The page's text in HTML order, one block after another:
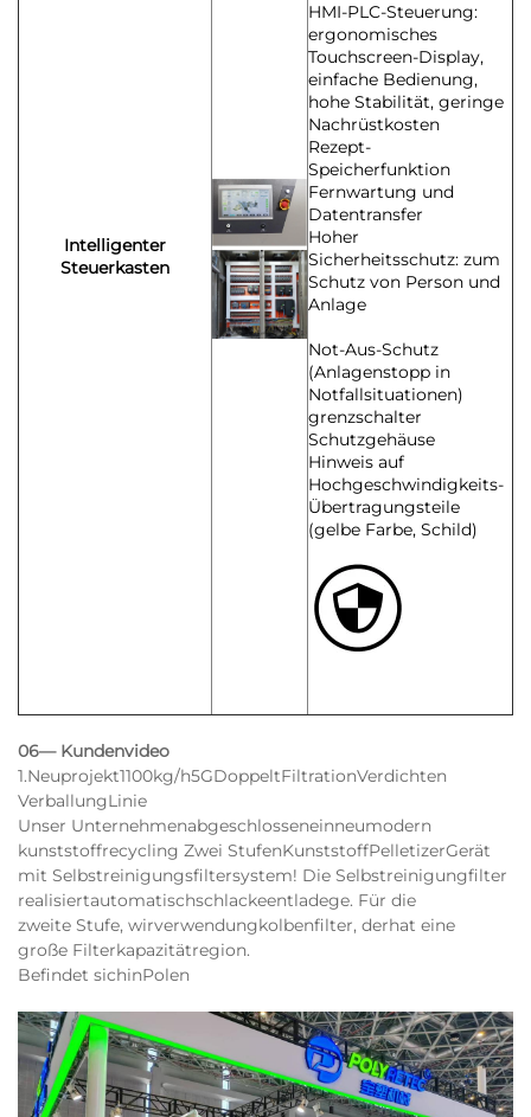
Intelligenter
Steuerkasten
HMI-PLC-Steuerung:
ergonomisches
Touchscreen-Display,
einfache Bedienung,
hohe Stabilität, geringe
Nachrüstkosten
Rezept-
Speicherfunktion
Fernwartung und
Datentransfer
Hoher
Sicherheitsschutz: zum
Schutz von Person und
Anlage
Not-Aus-Schutz
(Anlagenstopp in
Notfallsituationen)
grenzschalter
Schutzgehäuse
Hinweis auf
Hochgeschwindigkeits-
Übertragungsteile
(gelbe Farbe, Schild)
06— Kundenvideo
1.Neuprojekt1100kg/h5GDoppeltFiltrationVerdichten
VerballungLinie
Unser Unternehmenabgeschlosseneinneumodern
kunststoffrecycling Zwei StufenKunststoffPelletizerGerät
mit Selbstreinigungsfiltersystem! Die Selbstreinigungfilter
realisiertautomatischschlackeentladege. Für die
zweite Stufe, wirverwendungkolbenfilter, derhat eine
große Filterkapazitätregion.
Befindet sichinPolen